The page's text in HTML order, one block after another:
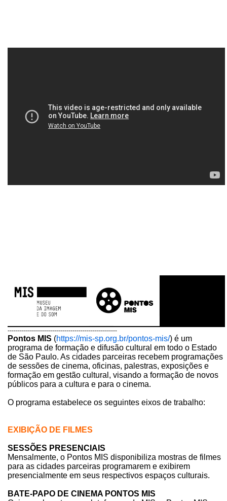
------------------------------------------------------
Pontos MIS (https://mis-sp.org.br/pontos-mis/) é um
programa de formação e difusão cultural em todo o Estado
de São Paulo. As cidades parceiras recebem programações
de sessões de cinema, oficinas, palestras, exposições e
formação em gestão cultural, visando a formação de novos
públicos para a cultura e para o cinema.
O programa estabelece os seguintes eixos de trabalho:
EXIBIÇÃO DE FILMES
SESSÕES PRESENCIAIS
Mensalmente, o Pontos MIS disponibiliza mostras de filmes
para as cidades parceiras programarem e exibirem
presencialmente em seus respectivos espaços culturais.
BATE-PAPO DE CINEMA PONTOS MIS